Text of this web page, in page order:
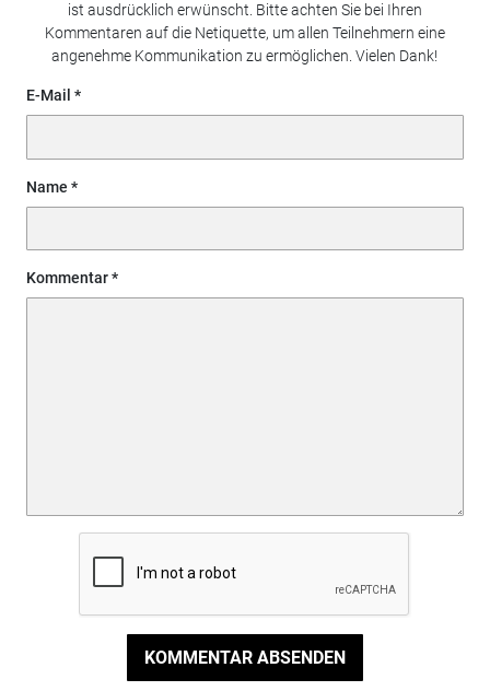
ist ausdrücklich erwünscht. Bitte achten Sie bei Ihren
Kommentaren auf die Netiquette, um allen Teilnehmern eine
angenehme Kommunikation zu ermöglichen. Vielen Dank!
E-Mail
Name
Kommentar
KOMMENTAR ABSENDEN